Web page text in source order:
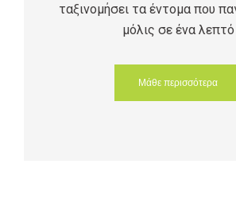
ταξινομήσει τα έντομα που
μόλις σε ένα λεπτό
Μάθε περισσότερα